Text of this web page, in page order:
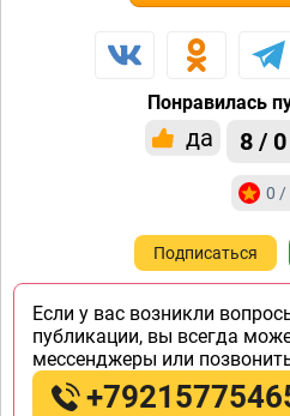
Понравилась
да 8 / 0
0 /
Подписаться
Если у вас возникли
публикации, вы всегда
мессенджеры или